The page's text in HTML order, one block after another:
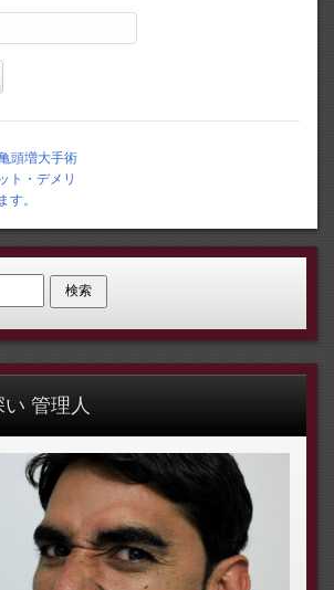
頭増大手術
ト・デメリ
す。
管理人